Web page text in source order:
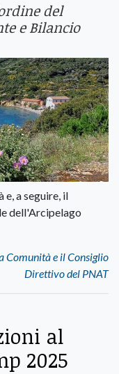
del
e Bilancio
a seguire, il
dell'Arcipelago
Comunità e il Consiglio
Direttivo del PNAT
al
2025